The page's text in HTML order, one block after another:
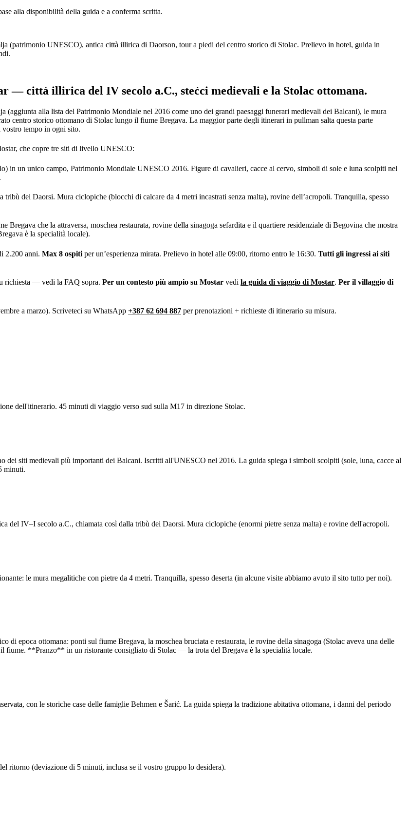
alla disponibilità della guida e a conferma scritta.
UNESCO), antica città illirica di Daorson, tour a piedi del centro storico di Stolac. Prelievo in hotel, guida in
— città illirica del IV secolo a.C., stećci medievali e la Stolac ottomana.
alla lista del Patrimonio Mondiale nel 2016 come uno dei grandi paesaggi funerari medievali dei Balcani), le mura
centro storico ottomano di Stolac lungo il fiume Bregava. La maggior parte degli itinerari in pullman salta questa parte
tempo in ogni sito.
che copre tre siti di livello UNESCO:
un unico campo, Patrimonio Mondiale UNESCO 2016. Figure di cavalieri, cacce al cervo, simboli di sole e luna scolpiti nel
dei Daorsi. Mura ciclopiche (blocchi di calcare da 4 metri incastrati senza malta), rovine dell’acropoli. Tranquilla, spesso
Bregava che la attraversa, moschea restaurata, rovine della sinagoga sefardita e il quartiere residenziale di Begovina che mostra
è la specialità locale).
2.200 anni. Max 8 ospiti per un’esperienza mirata. Prelievo in hotel alle 09:00, ritorno entro le 16:30. Tutti gli ingressi ai siti
richiesta — vedi la FAQ sopra. Per un contesto più ampio su Mostar vedi la guida di viaggio di Mostar. Per il villaggio di
a marzo). Scriveteci su WhatsApp +387 62 694 887 per prenotazioni + richieste di itinerario su misura.
dell'itinerario. 45 minuti di viaggio verso sud sulla M17 in direzione Stolac.
siti medievali più importanti dei Balcani. Iscritti all'UNESCO nel 2016. La guida spiega i simboli scolpiti (sole, luna, cacce al
minuti.
del IV–I secolo a.C., chiamata così dalla tribù dei Daorsi. Mura ciclopiche (enormi pietre senza malta) e rovine dell'acropoli.
le mura megalitiche con pietre da 4 metri. Tranquilla, spesso deserta (in alcune visite abbiamo avuto il sito tutto per noi).
epoca ottomana: ponti sul fiume Bregava, la moschea bruciata e restaurata, le rovine della sinagoga (Stolac aveva una delle
fiume. **Pranzo** in un ristorante consigliato di Stolac — la trota del Bregava è la specialità locale.
con le storiche case delle famiglie Behmen e Šarić. La guida spiega la tradizione abitativa ottomana, i danni del periodo
ritorno (deviazione di 5 minuti, inclusa se il vostro gruppo lo desidera).